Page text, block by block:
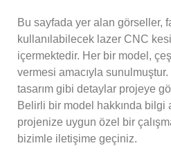
Bu sayfada yer alan görseller,
kullanılabilecek lazer CNC
içermektedir. Her bir model,
vermesi amacıyla
tasarım gibi detaylar projeye
Belirli bir model hakkında bilgi
projenize uygun özel bir
bizimle iletişime geçiniz.